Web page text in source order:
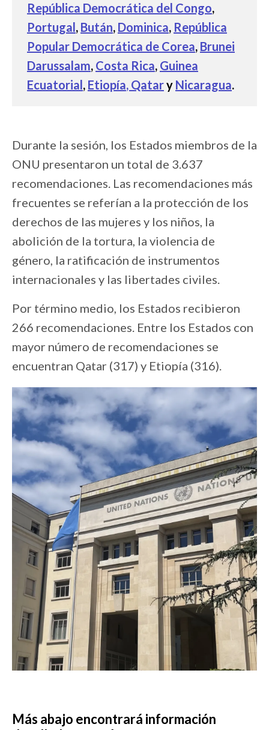
República Democrática del Congo,
Portugal, Bután, Dominica, República
Popular Democrática de Corea, Brunei
Darussalam, Costa Rica, Guinea
Ecuatorial, Etiopía, Qatary Nicaragua.
Durante la sesión, los Estados miembros de la
ONU presentaron un total de 3.637
recomendaciones. Las recomendaciones más
frecuentes se referían a la protección de los
derechos de las mujeres y los niños, la
abolición de la tortura, la violencia de
género, la ratificación de instrumentos
internacionales y las libertades civiles.
Por término medio, los Estados recibieron
266 recomendaciones. Entre los Estados con
mayor número de recomendaciones se
encuentran Qatar (317) y Etiopía (316).
Más abajo encontrará información